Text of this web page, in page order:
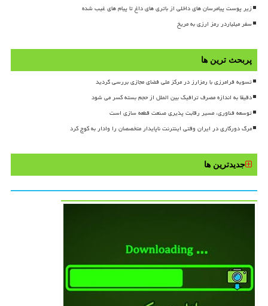
زیر پوست پیامرسان های داخلی از باتری های داغ تا پیام های غیب شده
سفر میلیاردر رمز ارزی به مریخ
پربحث ترین ها
تسویه فرامرزی با رمزارز در مرکز ملی فضای مجازی بررسی گردید
دقیقا به اندازه مصرف ترافیک بین الملل از حجم بسته کسر می شود
توسعه فناوری، مسیر رقابت پذیری صنعت قطعه سازی است
مرگ دورکاری در ایران وقتی اینترنت ناپایدار متخصصان را وادار به کوچ کرد
جدیدترین ها